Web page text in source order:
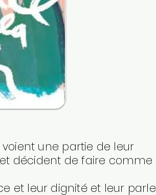
voient une partie de leur
décident de faire comme
et leur dignité et leur parle